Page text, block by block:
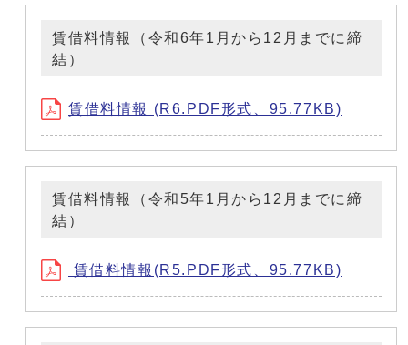
賃借料情報（令和6年1月から12月までに締
結）
賃借料情報 (R6.PDF形式、95.77KB)
賃借料情報（令和5年1月から12月までに締
結）
賃借料情報(R5.PDF形式、95.77KB)